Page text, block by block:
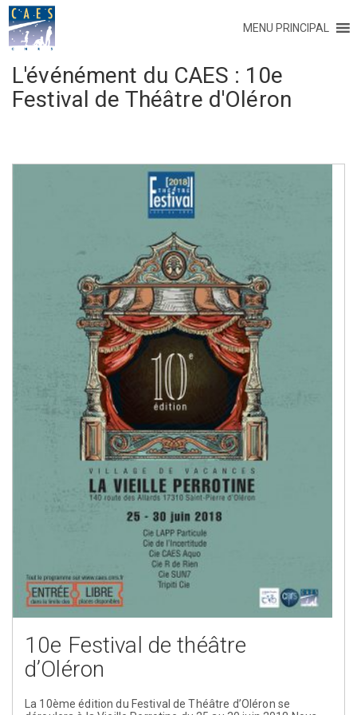
MENU PRINCIPAL
L'événément du CAES : 10e
Festival de Théâtre d'Oléron
10e Festival de théâtre
d’Oléron
La 10ème édition du Festival de Théâtre d’Oléron se